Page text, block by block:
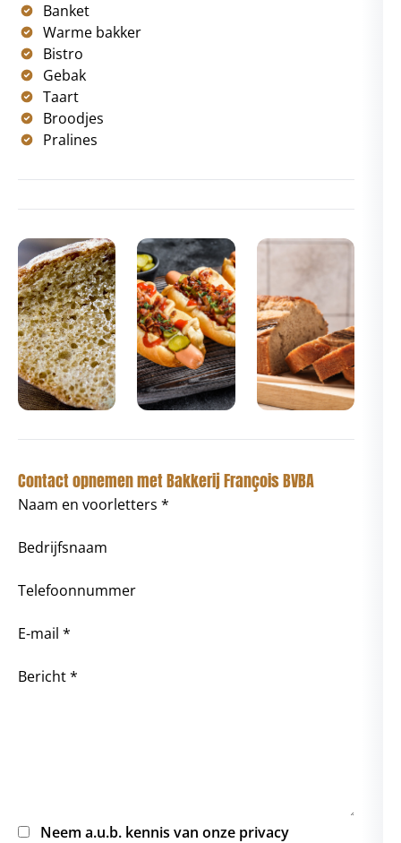
Banket
Warme bakker
Bistro
Gebak
Taart
Broodjes
Pralines
Contact opnemen met Bakkerij François BVBA
Naam en voorletters *
Bedrijfsnaam
Telefoonnummer
E-mail *
Bericht *
Neem a.u.b. kennis van onze privacy